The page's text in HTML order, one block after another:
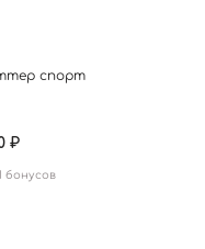
спорт
₽
бонусов